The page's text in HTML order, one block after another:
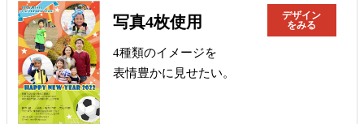
写真4枚使用
デザイン
をみる
4種類のイメージを
表情豊かに見せたい。